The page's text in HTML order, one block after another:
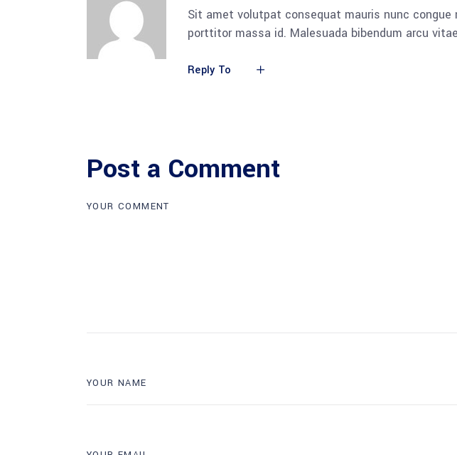
Sit amet volutpat consequat mauris nunc congue
porttitor massa id. Malesuada bibendum arcu
Reply To
Post a Comment